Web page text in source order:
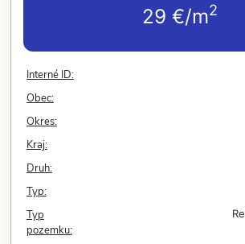
29 €/m2
Interné ID:
Obec:
Okres:
Kraj:
Druh:
Typ:
Typ
pozemku: